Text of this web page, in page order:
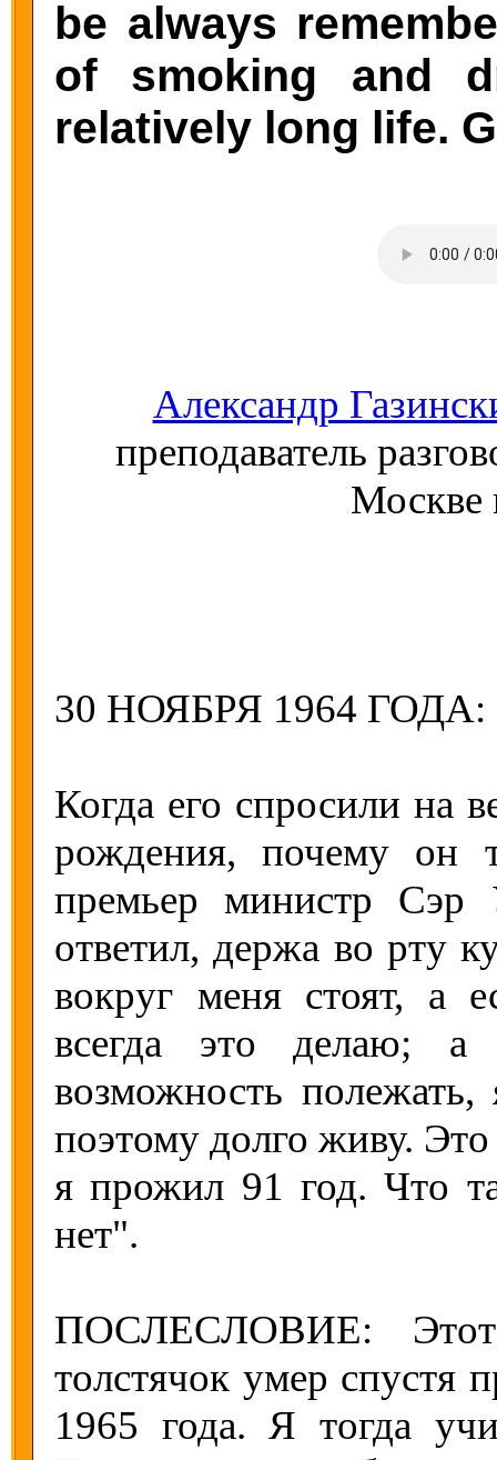
be always
of smoking and
relatively long life.
Александр
преподаватель
30 НОЯБРЯ 1964 ГОДА:
Когда его спросили на
рождения, почему он
премьер министр Сэр
ответил, держа во рту
вокруг меня стоят, а
всегда это делаю;
возможность
поэтому долго живу.
я прожил 91 год. Что
нет".
ПОСЛЕСЛОВИЕ:
толстячок умер спустя
1965 года. Я тогда